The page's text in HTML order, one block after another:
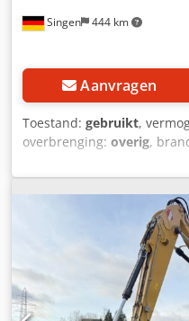
Singen 444 km
Aanvragen
Toestand: gebruikt,
overbrenging: overig,
ophanging:overig,
bestuurderscabine:overig
airconditioning,
Credpfx Aiezhbv He Nsf *
H.4.N * Graafbak 2,20 m
Nieuwe banden ... Radio,
airconditioning,
diesel, inclusief btw.